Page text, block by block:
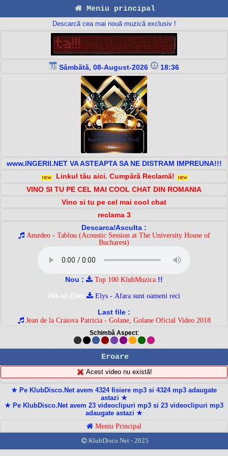
Meniu principal
Descarcă cea mai nouă muzică exclusiv !
Sâmbătă, 08-August-2026 18:36
www.INGERII.NET VA ASTEAPTA SA NE DISTRAM IMPREUNA!!!
Linkul tău aici. Cumpără Reclamă!
VINO SI TU PE CEL MAI COOL CHAT DIN ROMANIA
Vino si tu pe cel mai cool chat
reclama 3
Descarca/Asculta :
Amedeo - Tablou (Acoustic Session at The University House of
Bucharest)
Nou : Top 100 KlubMuzica !!
Hit-ul Zilei:
Elys - Afara sunt oameni reci
Last file :
Jean de la Craiova Patricia - Golane, Golane Oficial Video 2018
Schimbă Aspect:
Eroare
Acest video nu există!
★ Pe KlubDisco.Net avem 4324 fisiere mp3 si 4324 mp3 adaugate
astazi ★
★ Pe KlubDisco.Net avem 23 videoclipuri mp3 si 23 videoclipuri mp3
adaugate astazi ★
Meniu Principal
KlubDisco.Net - 2025